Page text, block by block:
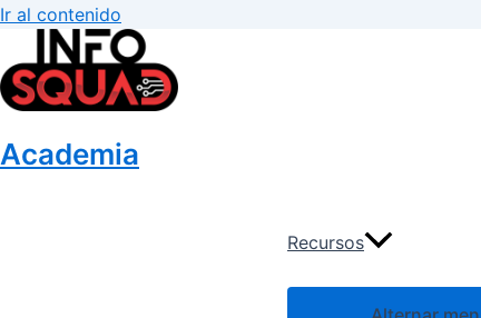
Ir al contenido
Academia
Recursos